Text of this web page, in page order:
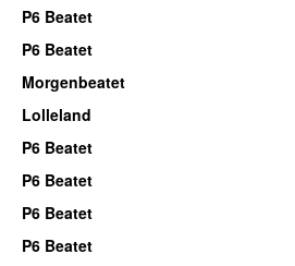
P6 Beatet
P6 Beatet
Morgenbeatet
Lolleland
P6 Beatet
P6 Beatet
P6 Beatet
P6 Beatet